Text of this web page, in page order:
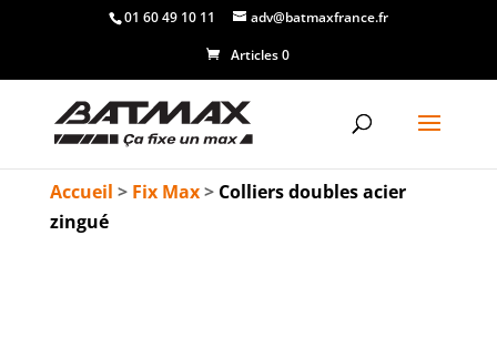
01 60 49 10 11
adv@batmaxfrance.fr
Articles 0
Accueil > Fix Max> Colliers doubles acier
zingué